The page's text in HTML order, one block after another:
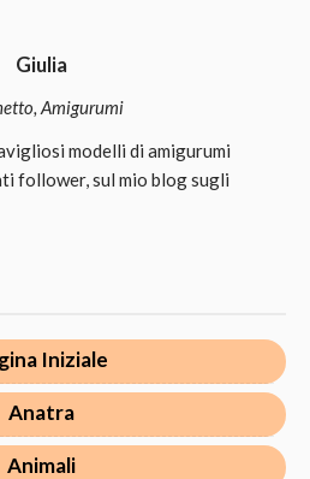
Giulia
Amigurumi
modelli di amigurumi
follower, sul mio blog sugli
Iniziale
Anatra
Animali